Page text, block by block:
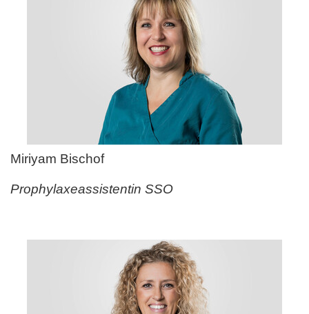
Miriyam Bischof
Prophylaxeassistentin SSO